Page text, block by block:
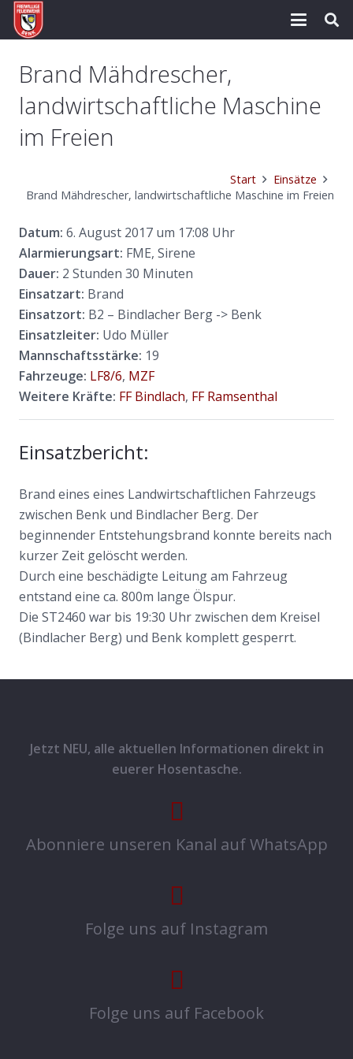
Brand Mähdrescher,
landwirtschaftliche Maschine
im Freien
Start
Einsätze
Brand Mähdrescher, landwirtschaftliche Maschine im Freien
Datum: 6. August 2017 um 17:08 Uhr
Alarmierungsart: FME, Sirene
Dauer: 2 Stunden 30 Minuten
Einsatzart: Brand
Einsatzort: B2 – Bindlacher Berg -> Benk
Einsatzleiter: Udo Müller
Mannschaftsstärke: 19
Fahrzeuge: LF8/6, MZF
Weitere Kräfte: FF Bindlach, FF Ramsenthal
Einsatzbericht:
Brand eines eines Landwirtschaftlichen Fahrzeugs
zwischen Benk und Bindlacher Berg. Der
beginnender Entstehungsbrand konnte bereits nach
kurzer Zeit gelöscht werden.
Durch eine beschädigte Leitung am Fahrzeug
entstand eine ca. 800m lange Ölspur.
Die ST2460 war bis 19:30 Uhr zwischen dem Kreisel
(Bindlacher Berg) und Benk komplett gesperrt.
Jetzt NEU, alle aktuellen Informationen direkt in
euerer Hosentasche.
Abonniere unseren Kanal auf WhatsApp
Folge uns auf Instagram
Folge uns auf Facebook